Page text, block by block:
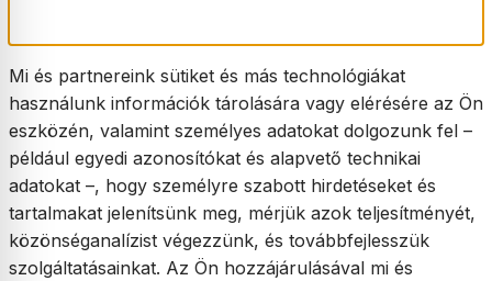
Mi és partnereink sütiket és más technológiákat
használunk információk tárolására vagy elérésére az Ön
eszközén, valamint személyes adatokat dolgozunk fel –
például egyedi azonosítókat és alapvető technikai
adatokat –, hogy személyre szabott hirdetéseket és
tartalmakat jelenítsünk meg, mérjük azok teljesítményét,
közönséganalízist végezzünk, és továbbfejlesszük
szolgáltatásainkat. Az Ön hozzájárulásával mi és